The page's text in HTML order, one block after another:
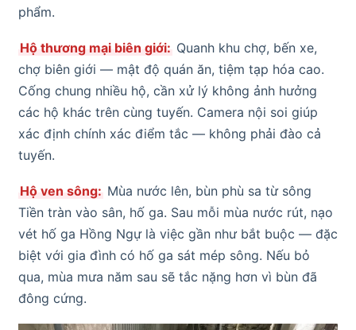
phẩm.
Hộ thương mại biên giới: Quanh khu chợ, bến xe,
chợ biên giới — mật độ quán ăn, tiệm tạp hóa cao.
Cống chung nhiều hộ, cần xử lý không ảnh hưởng
các hộ khác trên cùng tuyến. Camera nội soi giúp
xác định chính xác điểm tắc — không phải đào cả
tuyến.
Hộ ven sông: Mùa nước lên, bùn phù sa từ sông
Tiền tràn vào sân, hố ga. Sau mỗi mùa nước rút, nạo
vét hố ga Hồng Ngự là việc gần như bắt buộc — đặc
biệt với gia đình có hố ga sát mép sông. Nếu bỏ
qua, mùa mưa năm sau sẽ tắc nặng hơn vì bùn đã
đông cứng.